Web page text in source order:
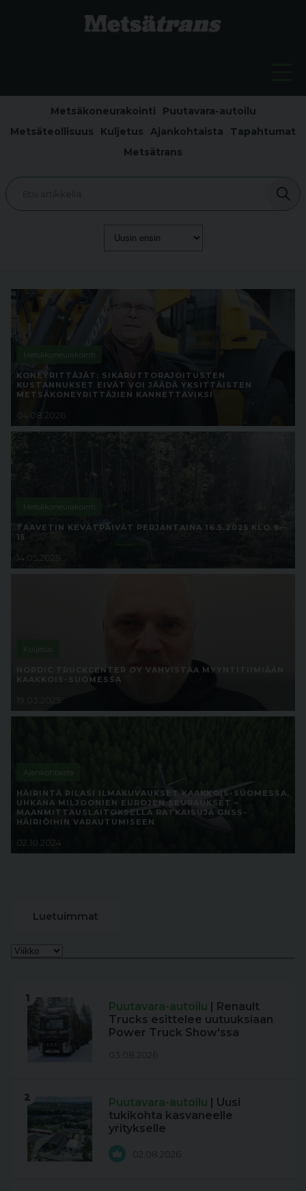
Metsäkoneurakointi
Puutavara-autoilu
Metsäteollisuus
Kuljetus Ajankohtaista
Tapahtumat
Metsätrans
Metsäkoneurakointi
KONEYRITTÄJÄT: SIKARUTTORAJOITUSTEN
KUSTANNUKSET EIVÄT VOI JÄÄDÄ YKSITTÄISTEN
METSÄKONEYRITTÄJIEN KANNETTAVIKSI
04.08.2026
Metsäkoneurakointi
TAAVETIN KEVÄTPÄIVÄT PERJANTAINA 16.5.2025 KLO 9-
15
14.05.2025
Kuljetus
NORDIC TRUCKCENTER OY VAHVISTAA MYYNTITIIMIÄÄN
KAAKKOIS-SUOMESSA
19.03.2025
Ajankohtaista
HÄIRINTÄ PILASI ILMAKUVAUKSET KAAKKOIS-SUOMESSA,
UHKANA MILJOONIEN EUROJEN SEURAUKSET –
MAANMITTAUSLAITOKSELLA RATKAISUJA GNSS-
HÄIRIÖIHIN VARAUTUMISEEN
02.10.2024
Luetuimmat
1
Puutavara-autoilu | Renault
Trucks esittelee uutuuksiaan
Power Truck Show'ssa
03.08.2026
2 Puutavara-autoilu | Uusi
tukikohta kasvaneelle
yritykselle
02.08.2026